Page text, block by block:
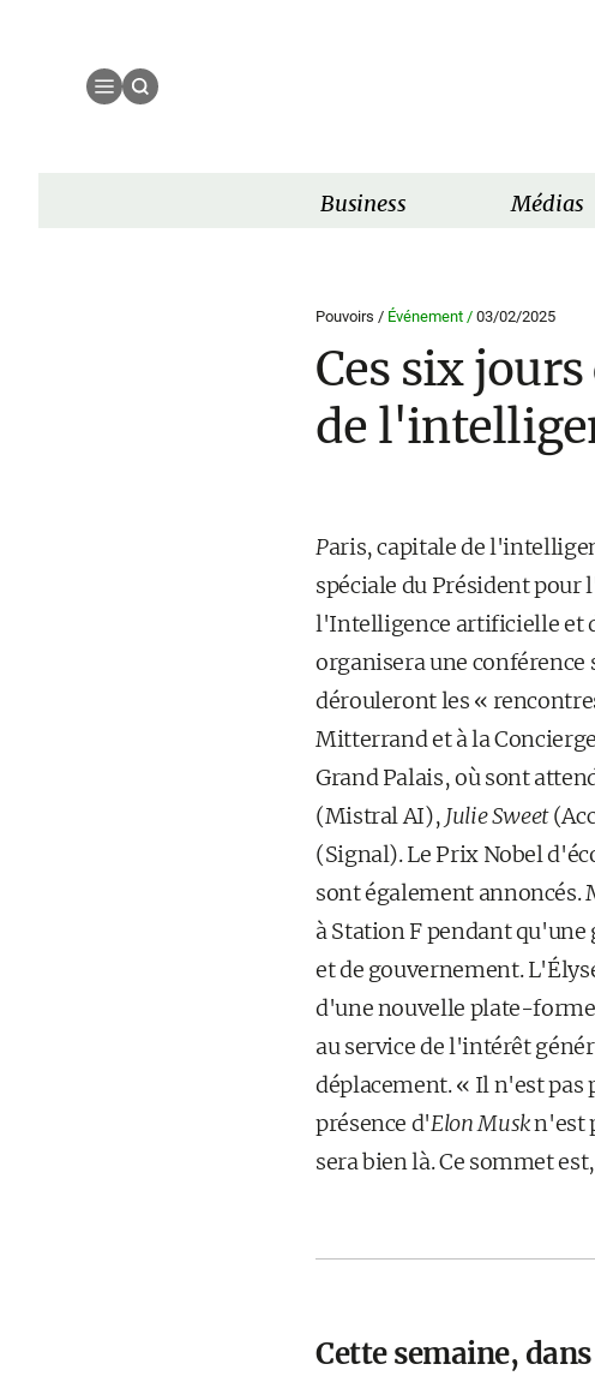
Business Médias
Pouvoirs / Événement / 03/02/2025
Ces six
de
Paris, capitale de
spéciale du Président pour
l'Intelligence artificielle et
organisera une
dérouleront les «
Mitterrand et à la
Grand Palais, où sont
(Mistral AI), Julie Sweet
(Signal). Le Prix Nobel
sont également annoncés.
à Station F pendant
et de gouvernement.
d'une nouvelle plate-
au service de l'intérêt
déplacement. « Il n'est pas
présence d'Elon Muskn'est
sera bien là. Ce sommet
Cette semaine,